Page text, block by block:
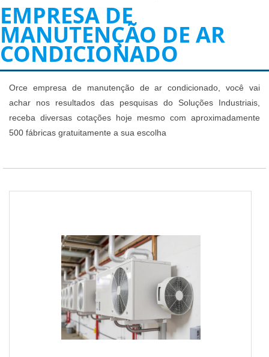
EMPRESA DE
MANUTENÇÃO DE AR
CONDICIONADO
Orce empresa de manutenção de ar condicionado, você vai
achar nos resultados das pesquisas do Soluções Industriais,
receba diversas cotações hoje mesmo com aproximadamente
500 fábricas gratuitamente a sua escolha